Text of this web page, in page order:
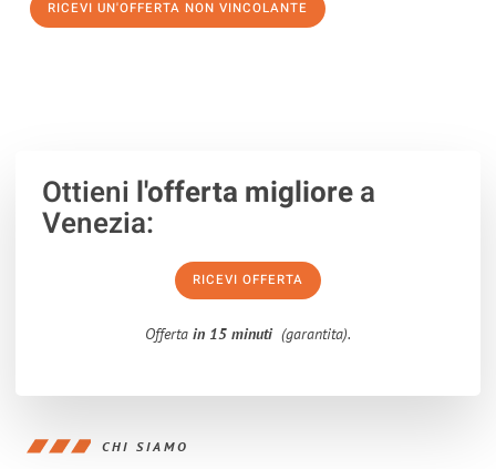
RICEVI UN'OFFERTA NON VINCOLANTE
Ottieni l'offerta migliorea
Venezia:
RICEVI OFFERTA
Offerta in 15 minuti (garantita).
CHI SIAMO